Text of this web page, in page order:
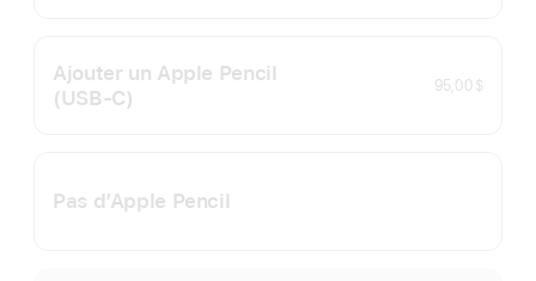
Ajouter un Apple Pencil
(USB-C)
95,00 $
Pas d’Apple Pencil